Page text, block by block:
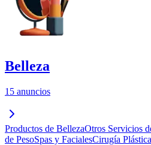
Belleza
15 anuncios
Productos de BellezaOtros Servicios
de PesoSpas y FacialesCirugía Plástica